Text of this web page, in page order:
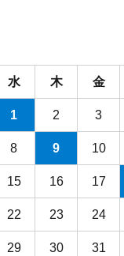
水 木 金
1 2 3
8 9 10
15 16 17
22 23 24
29 30 31